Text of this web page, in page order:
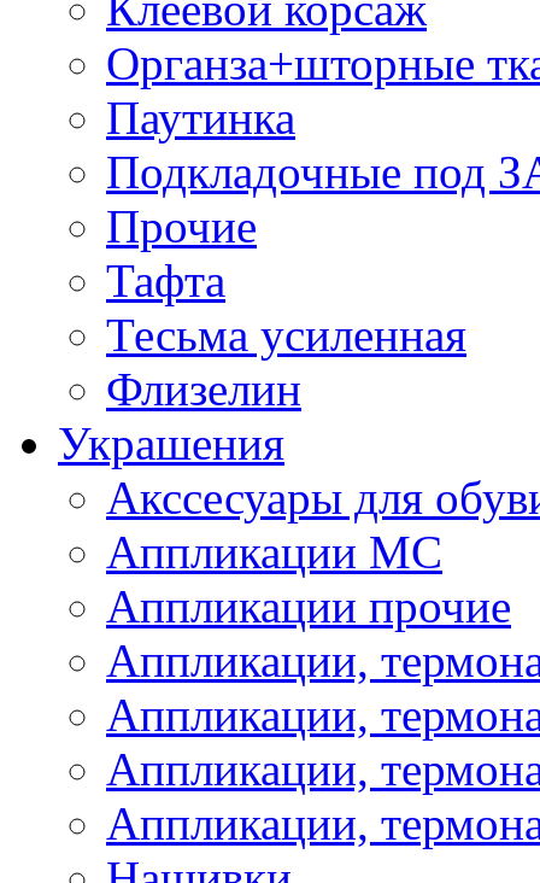
Органза+шторные
Паутинка
Подкладочные под
Прочие
Тафта
Тесьма усиленная
Флизелин
Украшения
Акссесуары для
Аппликации МС
Аппликации прочие
Аппликации,
Аппликации,
Аппликации,
Аппликации,